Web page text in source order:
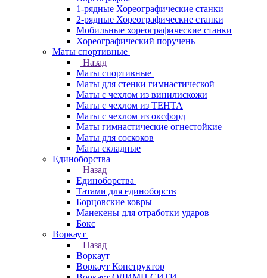
1-рядные Хореографические станки
2-рядные Хореографические станки
Мобильные хореографические станки
Хореографический поручень
Маты спортивные
Назад
Маты спортивные
Маты для стенки гимнастической
Маты с чехлом из винилискожи
Маты с чехлом из ТЕНТА
Маты с чехлом из оксфорд
Маты гимнастические огнестойкие
Маты для соскоков
Маты складные
Единоборства
Назад
Единоборства
Татами для единоборств
Борцовские ковры
Манекены для отработки ударов
Бокс
Воркаут
Назад
Воркаут
Воркаут Конструктор